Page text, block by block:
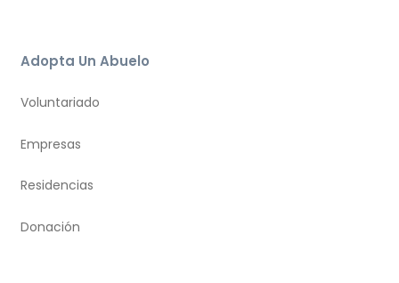
Adopta Un Abuelo
Voluntariado
Empresas
Residencias
Donación